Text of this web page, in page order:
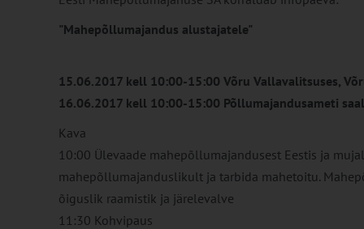
"Mahepõllumajandus alustajatele"
15.06.2017 kell 10:00-15:00 Võru Vallavalitsuses,
16.06.2017 kell 10:00-15:00 Põllumajandusameti
Kava
10:00 Ülevaade mahepõllumajandusest Eestis ja
mahepõllumajanduslikult ja tarbida mahetoitu.
õiguslik raamistik ja järelevalve
11:30 Kohvipaus